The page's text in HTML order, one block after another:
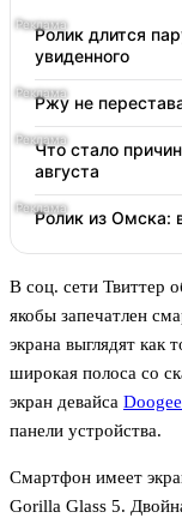
Ролик длится
увиденного
Ржу не
Что стало
августа
Ролик из Омска:
В соц. сети Твиттер
якобы запечатлен
экрана выглядят как
широкая полоса со
экран девайса
панели устройства.
Смартфон имеет
Gorilla Glass 5.